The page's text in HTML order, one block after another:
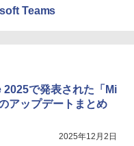
Teams
で発表された「Mi
アップデートまとめ
2025年12月2日